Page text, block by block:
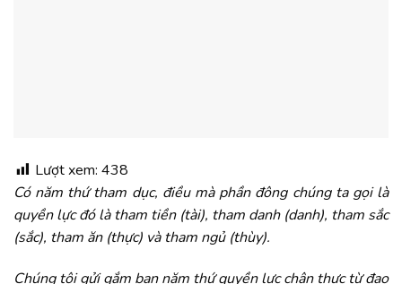
Lượt xem: 438
Có năm thứ tham dục, điều mà phần đông chúng ta gọi là
quyền lực đó là tham tiền (tài), tham danh (danh), tham sắc
(sắc), tham ăn (thực) và tham ngủ (thùy).
Chúng tôi gửi gắm bạn năm thứ quyền lực chân thực từ đạo